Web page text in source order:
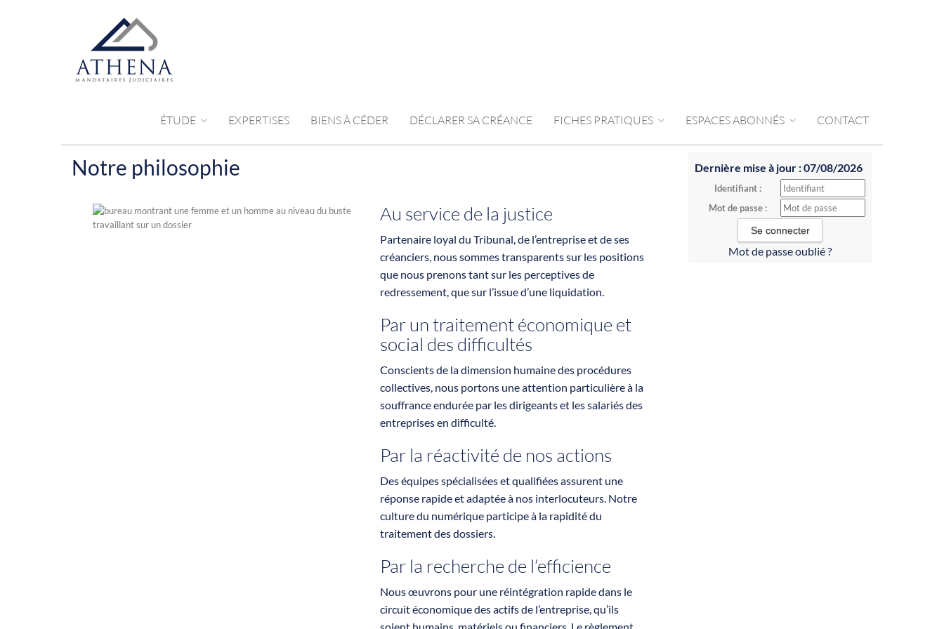
ÉTUDE EXPERTISES BIENS À CÉDER DÉCLARER SA CRÉANCE FICHES PRATIQUES ESPACES ABONNÉS CONTACT
Dernière mise à jour : 07/08/2026
Identifiant :
Mot de passe :
Mot de passe oublié ?
Notre philosophie
Au service de la justice
Partenaire loyal du Tribunal, de l’entreprise et de ses
créanciers, nous sommes transparents sur les positions
que nous prenons tant sur les perceptives de
redressement, que sur l’issue d’une liquidation.
Par un traitement économique et
social des difficultés
Conscients de la dimension humaine des procédures
collectives, nous portons une attention particulière à la
souffrance endurée par les dirigeants et les salariés des
entreprises en difficulté.
Par la réactivité de nos actions
Des équipes spécialisées et qualifiées assurent une
réponse rapide et adaptée à nos interlocuteurs. Notre
culture du numérique participe à la rapidité du
traitement des dossiers.
Par la recherche de l’efficience
Nous œuvrons pour une réintégration rapide dans le
circuit économique des actifs de l’entreprise, qu’ils